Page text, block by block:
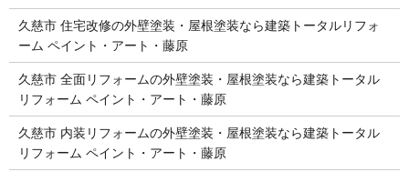
久慈市 住宅改修の外壁塗装・屋根塗装なら建築トータルリフォ
ーム ペイント・アート・藤原
久慈市 全面リフォームの外壁塗装・屋根塗装なら建築トータル
リフォーム ペイント・アート・藤原
久慈市 内装リフォームの外壁塗装・屋根塗装なら建築トータル
リフォーム ペイント・アート・藤原